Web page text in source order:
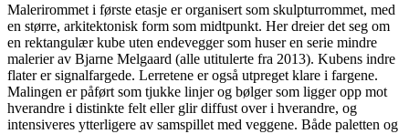
Malerirommet i første etasje er organisert som skulpturrommet, med
en større, arkitektonisk form som midtpunkt. Her dreier det seg om
en rektangulær kube uten endevegger som huser en serie mindre
malerier av Bjarne Melgaard (alle utitulerte fra 2013). Kubens indre
flater er signalfargede. Lerretene er også utpreget klare i fargene.
Malingen er påført som tjukke linjer og bølger som ligger opp mot
hverandre i distinkte felt eller glir diffust over i hverandre, og
intensiveres ytterligere av samspillet med veggene. Både paletten og